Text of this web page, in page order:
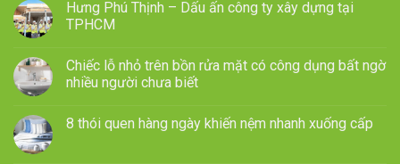
Hưng Phú Thịnh – Dấu ấn công ty xây dựng tại
TPHCM
Chiếc lỗ nhỏ trên bồn rửa mặt có công dụng bất ngờ
nhiều người chưa biết
8 thói quen hàng ngày khiến nệm nhanh xuống cấp